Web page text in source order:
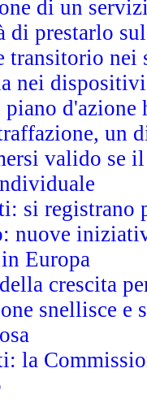
di un
di prestarlo
transitorio
nei
piano
un
valido se
si
nuove
Europa
crescita
snellisce
la